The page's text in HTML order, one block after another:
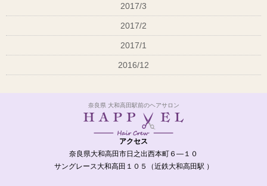
2017/3
2017/2
2017/1
2016/12
奈良県 大和高田駅前のヘアサロン
アクセス
奈良県大和高田市日之出西本町６―１０
サングレース大和高田１０５（近鉄大和高田駅 ）